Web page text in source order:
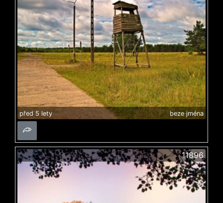
před 5 lety beze jména
11896